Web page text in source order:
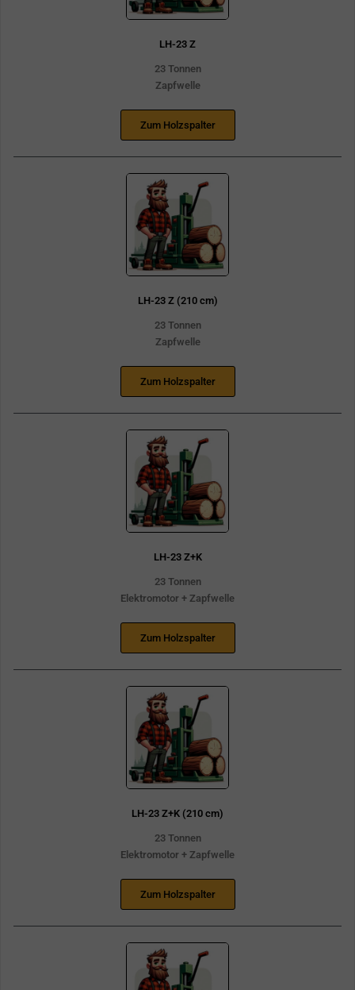
LH-23 Z
23 Tonnen
Zapfwelle
Zum Holzspalter
LH-23 Z (210 cm)
23 Tonnen
Zapfwelle
Zum Holzspalter
LH-23 Z+K
23 Tonnen
Elektromotor + Zapfwelle
Zum Holzspalter
LH-23 Z+K (210 cm)
23 Tonnen
Elektromotor + Zapfwelle
Zum Holzspalter